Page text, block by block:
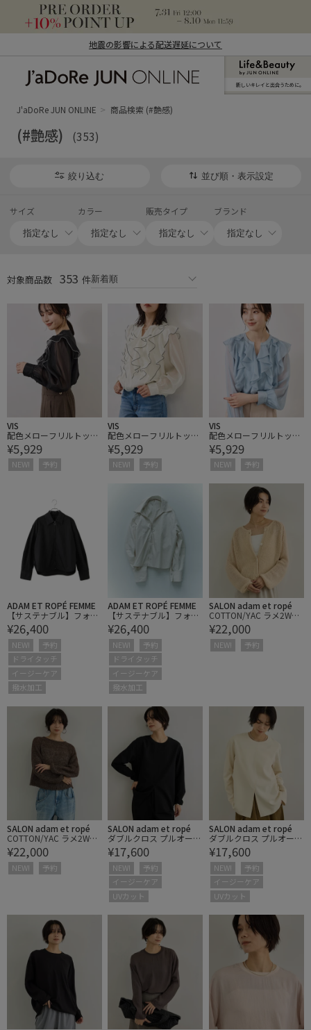
地震の影響による配送遅延について
ン オンライン）
新しいキレイと出合うために。
J'aDoRe JUN ONLINE 商品検索 (#艶感)
(#艶感) (353)
絞り込む 並び順・表示設定
サイズ カラー 販売タイプ ブランド
対象商品数 353 件
VIS
配色メローフリルトップ
ス
¥5,929
NEW! 予約
VIS
配色メローフリルトップ
ス
¥5,929
NEW! 予約
VIS
配色メローフリルトップ
ス
¥5,929
NEW! 予約
ADAM ET ROPÉ FEMME
【サステナブル】フォル
ムスリーブシャツブルゾ
ン/撥水
¥26,400
NEW!
予約
ドライタッチ
イージーケア
撥水加工
ADAM ET ROPÉ FEMME
【サステナブル】フォル
ムスリーブシャツブルゾ
ン/撥水
¥26,400
NEW!
予約
ドライタッチ
イージーケア
撥水加工
SALON adam et ropé
COTTON/YAC ラメ2WAY
クロップドニットカーデ
ィガン
¥22,000
NEW! 予約
SALON adam et ropé
COTTON/YAC ラメ2WAY
クロップドニットカーデ
ィガン
¥22,000
NEW! 予約
SALON adam et ropé
ダブルクロス プルオーバ
ーブラウス 2 / セットア
ップ対応・イージーケア
¥17,600
NEW!
予約
イージーケア
UVカット
SALON adam et ropé
ダブルクロス プルオーバ
ーブラウス 2 / セットア
ップ対応・イージーケア
¥17,600
NEW!
予約
イージーケア
UVカット